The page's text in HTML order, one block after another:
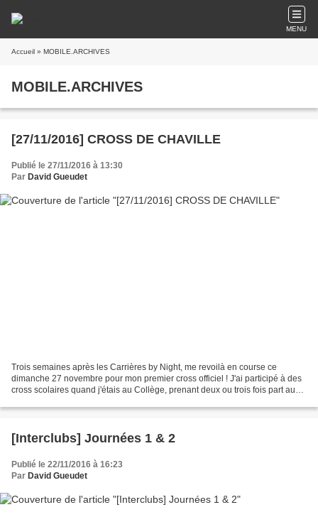
MENU
Accueil » MOBILE.ARCHIVES
MOBILE.ARCHIVES
[27/11/2016] CROSS DE CHAVILLE
Publié le 27/11/2016 à 13:30
Par David Gueudet
Trois semaines après les Carrières by Night, me revoilà en course ce
dimanche 27 novembre pour mon premier cross officiel ! J'ai participé à des
cross scolaires quand j'étais au Collège, prenant deux ou trois fois part au
[Interclubs] Journées 1 & 2
Publié le 22/11/2016 à 16:23
Par David Gueudet